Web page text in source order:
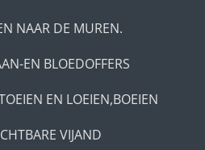
NAAR DE MUREN.
EN BLOEDOFFERS
EN LOEIEN,BOEIEN
VIJAND